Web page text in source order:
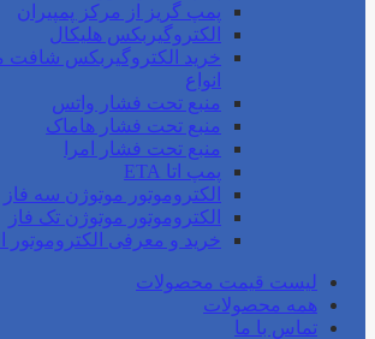
پمپ گریز از مرکز پمپیران
الکتروگیربکس هلیکال
خرید الکتروگیربکس شافت
انواع
منبع تحت فشار واتس
منبع تحت فشار هاماک
منبع تحت فشار امرا
پمپ اتا ETA
الکتروموتور موتوژن سه فاز
الکتروموتور موتوژن تک فاز
خرید و معرفی الکتروموتور
لیست قیمت محصولات
همه محصولات
تماس با ما